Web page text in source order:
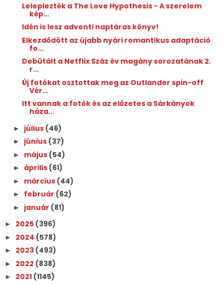
Leleplezték a The Love Hypothesis - A szerelem
kép...
Idén is lesz adventi naptáras könyv!
Elkezdődött az újabb nyári romantikus adaptáció
fo...
Debütált a Netflix Száz év magány sorozatának 2.
r...
Új fotókat osztottak meg az Outlander spin-off
Vér...
Itt vannak a fotók és az előzetes a Sárkányok
háza...
► július (46)
► június (37)
► május (54)
► április (61)
► március (44)
► február (62)
► január (81)
► 2025 (396)
► 2024 (578)
► 2023 (493)
► 2022 (838)
► 2021 (1145)